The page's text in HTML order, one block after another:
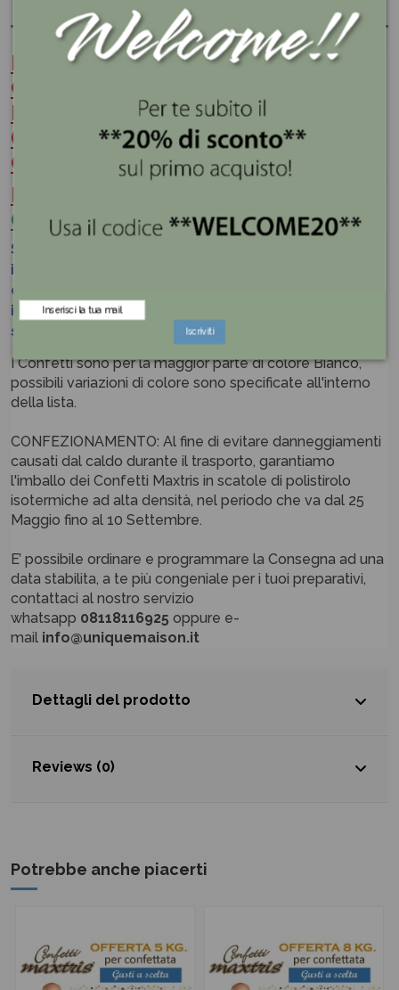
PRIMA DI ACQUISTARE
CONTROLLARE SEMPRE I GUSTI
DISPONIBILI IN MAGAZZINO
(VERIFICANDO ANCHE LE
QUANTITA') .
PUOI
QUI
Se vengono selezionati dei gusti NON DISPONIBILI
in magazzino
dell'ordine
in magazzino, e il cliente verrà informato delle
sostituzioni.
I Confetti sono per la maggior parte di colore Bianco,
possibili variazioni di colore sono specificate all'interno
della lista.
CONFEZIONAMENTO: Al fine di evitare danneggiamenti
causati dal caldo durante il trasporto, garantiamo
l'imballo dei Confetti Maxtris in scatole di polistirolo
isotermiche ad alta densità, nel periodo che va dal 25
Maggio fino al 10 Settembre.
E’ possibile ordinare e programmare la Consegna ad una
data stabilita, a te più congeniale per i tuoi preparativi,
contattaci al nostro servizio
whatsapp 08118116925 oppure e-
mail info@uniquemaison.it
Dettagli del prodotto
Reviews (0)
Potrebbe anche piacerti
Iscriviti